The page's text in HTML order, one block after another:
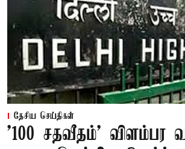
தேசிய செய்திகள்
'100 சதவீதம்' விளம்பர